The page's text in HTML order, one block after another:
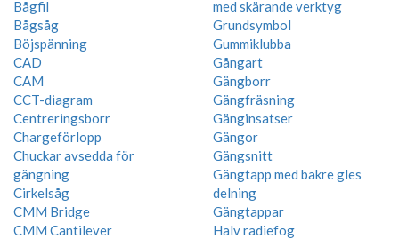
Bågfil
Bågsåg
Böjspänning
CAD
CAM
CCT-diagram
Centreringsborr
Chargeförlopp
Chuckar avsedda för
gängning
Cirkelsåg
CMM Bridge
CMM Cantilever
med skärande verktyg
Grundsymbol
Gummiklubba
Gångart
Gängborr
Gängfräsning
Gänginsatser
Gängor
Gängsnitt
Gängtapp med bakre gles
delning
Gängtappar
Halv radiefog